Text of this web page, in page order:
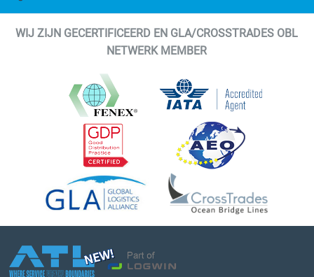
WIJ ZIJN GECERTIFICEERD EN GLA/CROSSTRADES OBL
NETWERK MEMBER